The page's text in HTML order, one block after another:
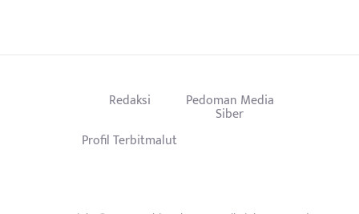
Redaksi Pedoman Media
Siber
Profil Terbitmalut